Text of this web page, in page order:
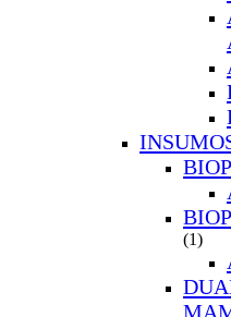
(1)